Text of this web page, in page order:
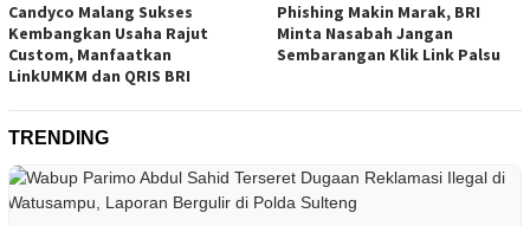
Candyco Malang Sukses
Kembangkan Usaha Rajut
Custom, Manfaatkan
LinkUMKM dan QRIS BRI
Phishing Makin Marak, BRI
Minta Nasabah Jangan
Sembarangan Klik Link Palsu
TRENDING